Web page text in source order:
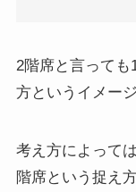
2階席と言っても
方というイメー
考え方によって
階席という捉え